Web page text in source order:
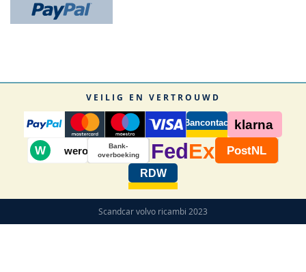
VEILIG EN VERTROUWD
Bancontact klarna
W wero
Bank-
overboeking
Fed Ex PostNL
RDW
Scandcar volvo ricambi 2023